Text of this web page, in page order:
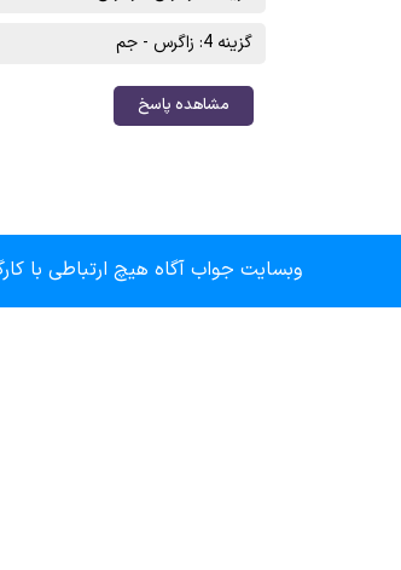
گزینه 4: زاگرس - جم
مشاهده پاسخ
وبسایت جواب آگاه هیچ ارتباطی با